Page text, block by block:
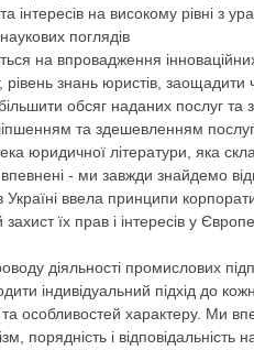
інтересів на високому рівні з
поглядів
на впровадження
знань юристів, заощадити
обсяг наданих послуг та
та здешевленням
юридичної літератури, яка
- ми завжди знайдемо
ввела принципи
їх прав і інтересів у
діяльності промислових
індивідуальний підхід до
та особливостей характеру. Ми
порядність і відповідальність